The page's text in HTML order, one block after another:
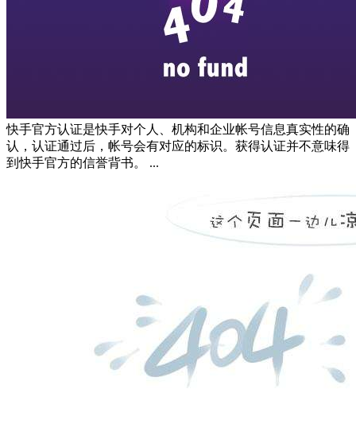
快手官方认证是快手对个人、机构和企业帐号信息真实性的确
认，认证通过后，帐号会有对应的标识。获得认证并不意味得
到快手官方的信誉背书。 ...